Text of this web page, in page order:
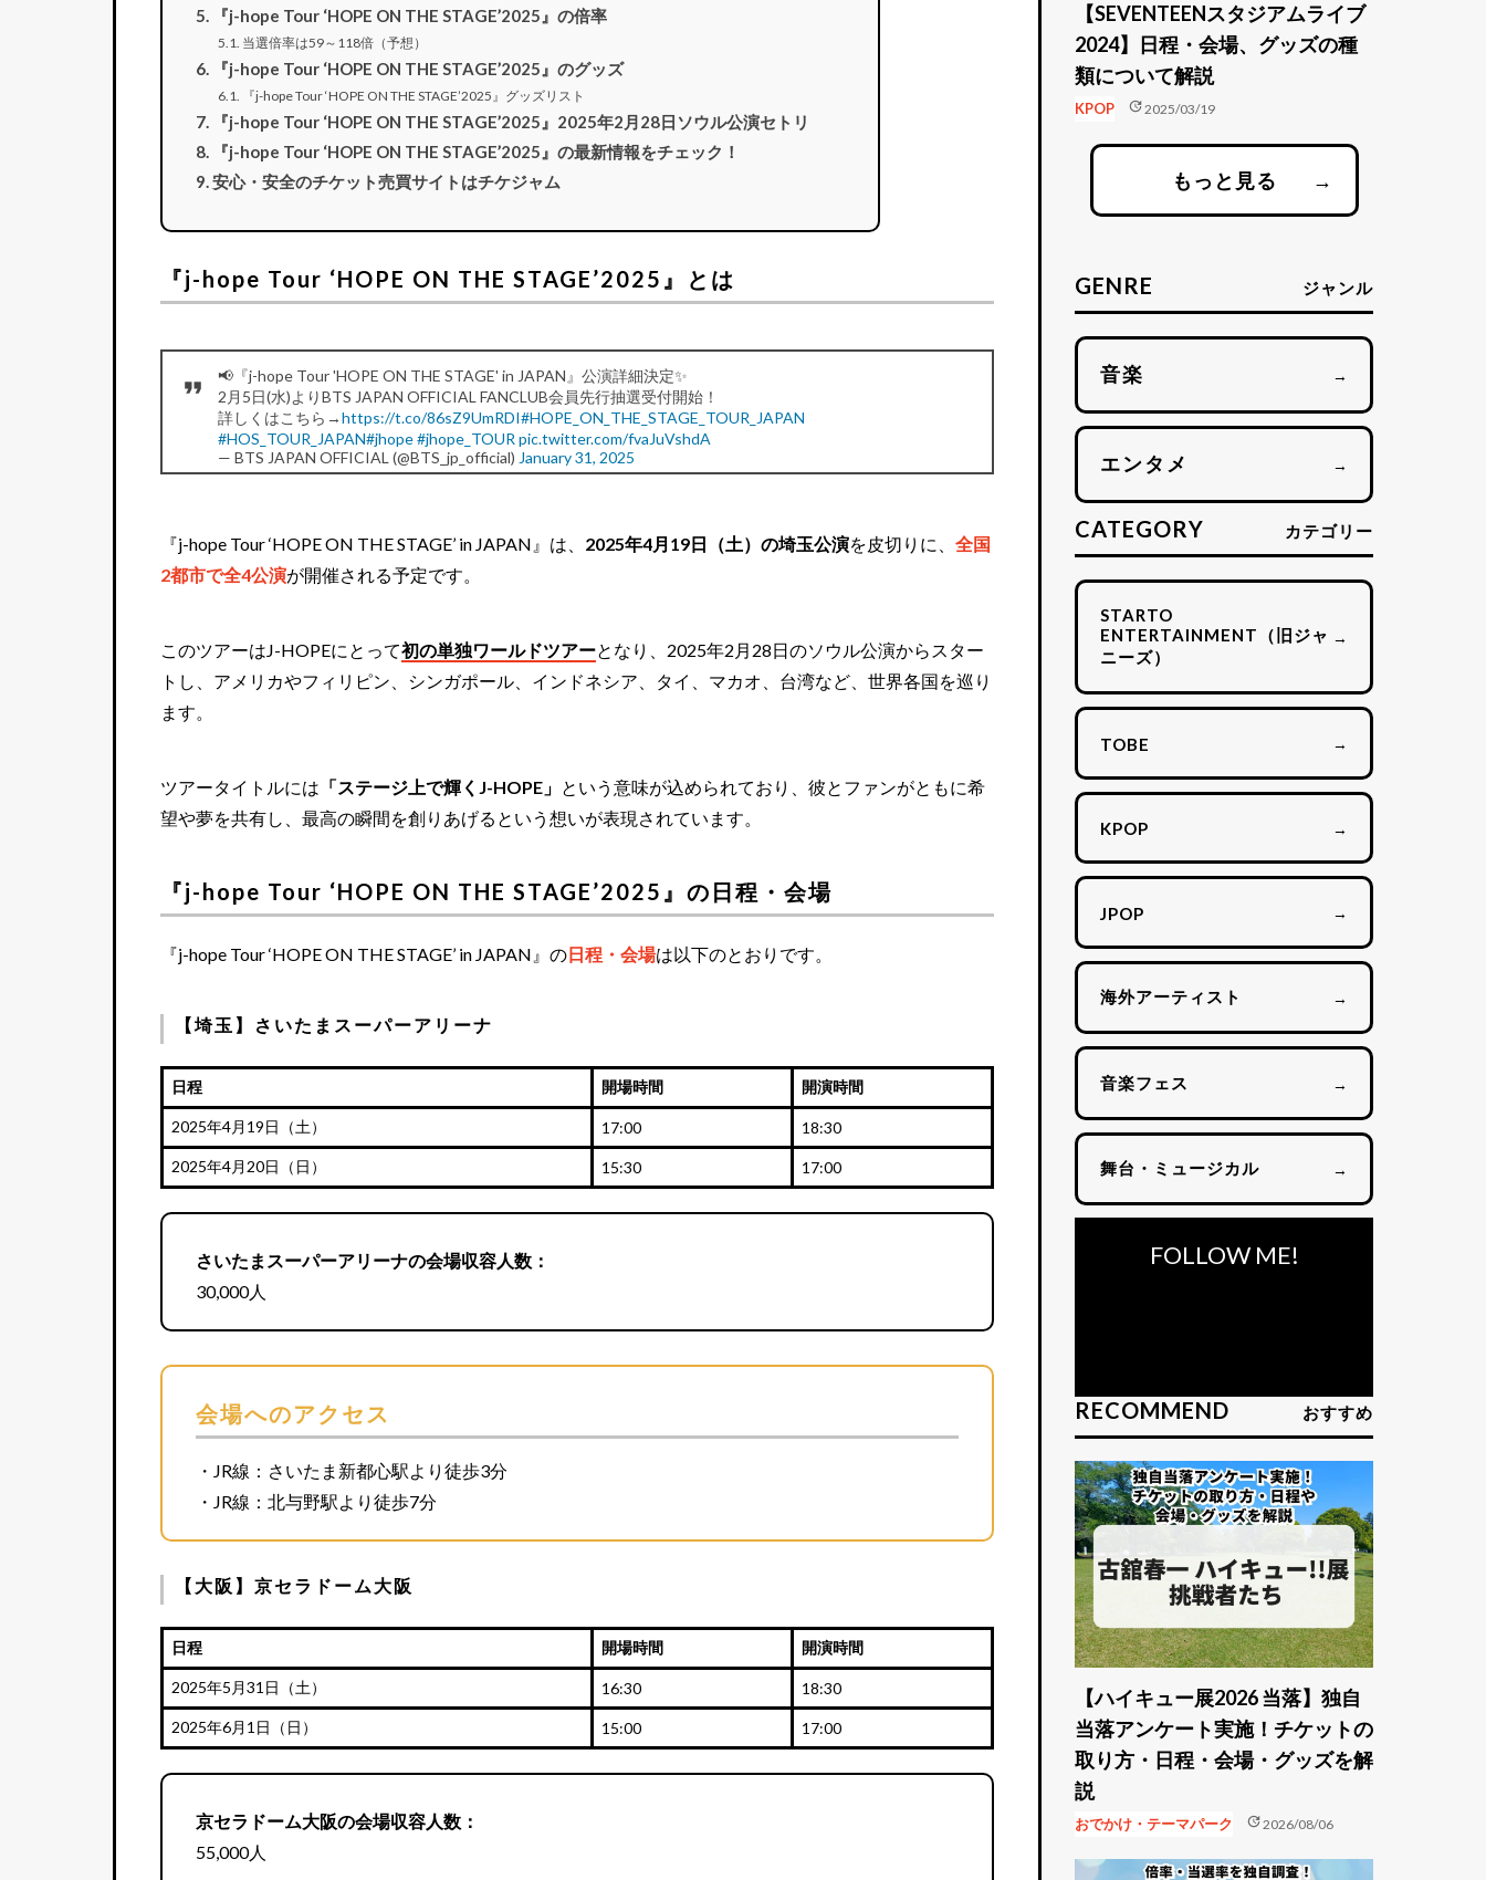
『j-hope Tour ‘HOPE ON THE STAGE’2025』の倍率
当選倍率は59～118倍（予想）
『j-hope Tour ‘HOPE ON THE STAGE’2025』のグッズ
『j-hope Tour ‘HOPE ON THE STAGE’2025』グッズリスト
『j-hope Tour ‘HOPE ON THE STAGE’2025』2025年2月28日ソウル公演セトリ
『j-hope Tour ‘HOPE ON THE STAGE’2025』の最新情報をチェック！
安心・安全のチケット売買サイトはチケジャム
『j-hope Tour ‘HOPE ON THE STAGE’2025』とは
📢『j-hope Tour 'HOPE ON THE STAGE' in JAPAN』公演詳細決定✨
2月5日(水)よりBTS JAPAN OFFICIAL FANCLUB会員先行抽選受付開始！
詳しくはこちら→https://t.co/86sZ9UmRDI#HOPE_ON_THE_STAGE_TOUR_JAPAN
#HOS_TOUR_JAPAN#jhope#jhope_TOUR pic.twitter.com/fvaJuVshdA
— BTS JAPAN OFFICIAL (@BTS_jp_official) January 31, 2025
『j-hope Tour ‘HOPE ON THE STAGE’ in JAPAN』は、 2025年4月19日（土）の埼玉公演を皮切りに、 全国
2都市で全4公演が開催される予定です。
このツアーはJ-HOPEにとって初の単独ワールドツアーとなり、2025年2月28日のソウル公演からスター
トし、アメリカやフィリピン、シンガポール、インドネシア、タイ、マカオ、台湾など、世界各国を巡り
ます。
ツアータイトルには 「ステージ上で輝くJ-HOPE」 という意味が込められており、彼とファンがともに希
望や夢を共有し、最高の瞬間を創りあげるという想いが表現されています。
『j-hope Tour ‘HOPE ON THE STAGE’2025』の日程・会場
『j-hope Tour ‘HOPE ON THE STAGE’ in JAPAN』の日程・会場は以下のとおりです。
【埼玉】さいたまスーパーアリーナ
日程 開場時間 開演時間
2025年4月19日（土） 17:00 18:30
2025年4月20日（日） 15:30 17:00
さいたまスーパーアリーナの会場収容人数：
30,000人
会場へのアクセス
・JR線：さいたま新都心駅より徒歩3分
・JR線：北与野駅より徒歩7分
【大阪】京セラドーム大阪
日程 開場時間 開演時間
2025年5月31日（土） 16:30 18:30
2025年6月1日（日） 15:00 17:00
京セラドーム大阪の会場収容人数：
55,000人
【SEVENTEENスタジアムライブ
2024】日程・会場、グッズの種
類について解説
KPOP update2025/03/19
もっと見る →
GENRE ジャンル
音楽 →
エンタメ →
CATEGORY カテゴリー
STARTO
ENTERTAINMENT（旧ジャ
ニーズ）
→
TOBE →
KPOP →
JPOP →
海外アーティスト →
音楽フェス →
舞台・ミュージカル →
FOLLOW ME!
RECOMMEND おすすめ
【ハイキュー展2026 当落】独自
当落アンケート実施！チケットの
取り方・日程・会場・グッズを解
説
おでかけ・テーマパーク update2026/08/06